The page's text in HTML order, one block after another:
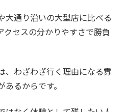
大通り沿いの大型店に比べる
クセスの分かりやすさで勝負
、わざわざ行く理由になる雰
るからです。